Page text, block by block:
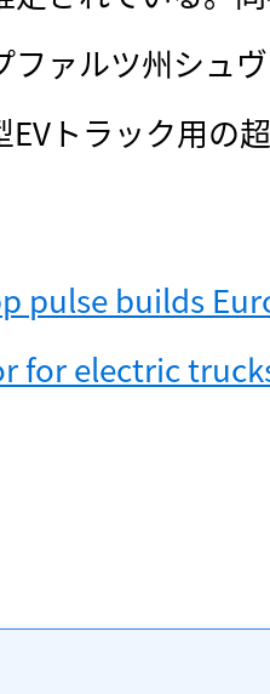
ファルツ州シュ
EVトラック用の
pulse builds
for electric